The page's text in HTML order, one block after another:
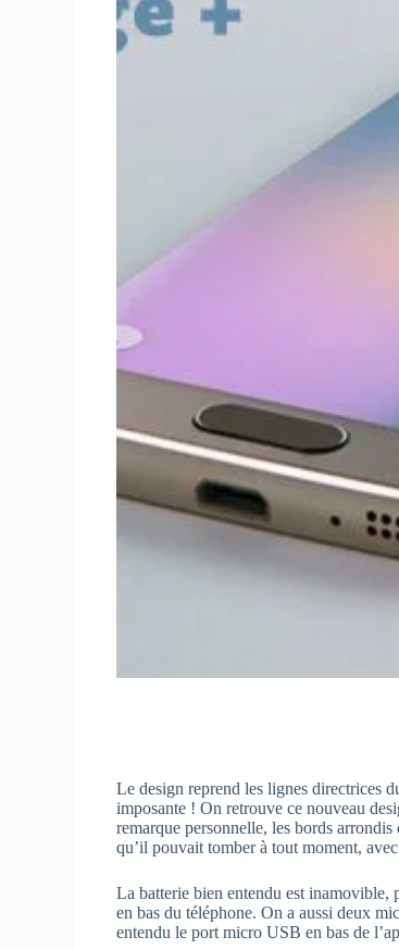
Le design reprend les lignes directrices
imposante ! On retrouve ce nouveau
remarque personnelle, les bords
qu’il pouvait tomber à tout moment,
La batterie bien entendu est inamovible,
en bas du téléphone. On a aussi deux
entendu le port micro USB en bas de